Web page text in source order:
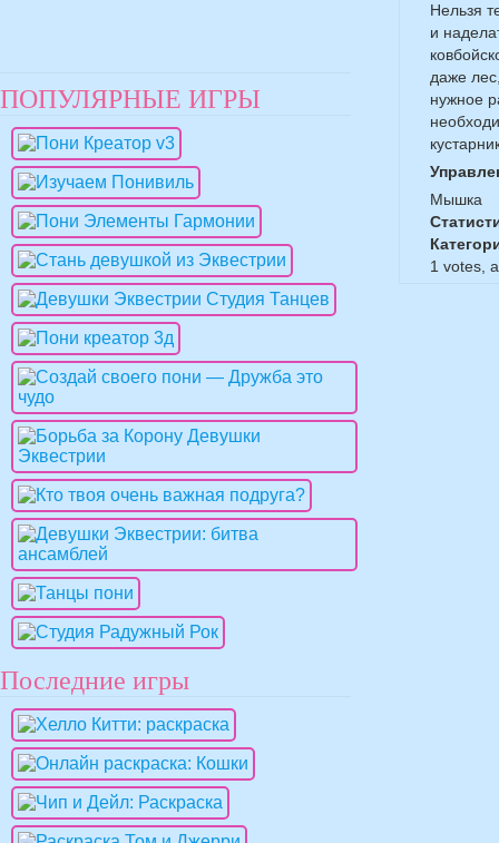
Нельзя
и
даже
нужное
Мышка
1 votes,
ПОПУЛЯРНЫЕ ИГРЫ
Последние игры